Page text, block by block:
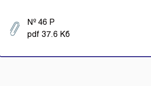
№ 46 Р
pdf 37.6 Кб